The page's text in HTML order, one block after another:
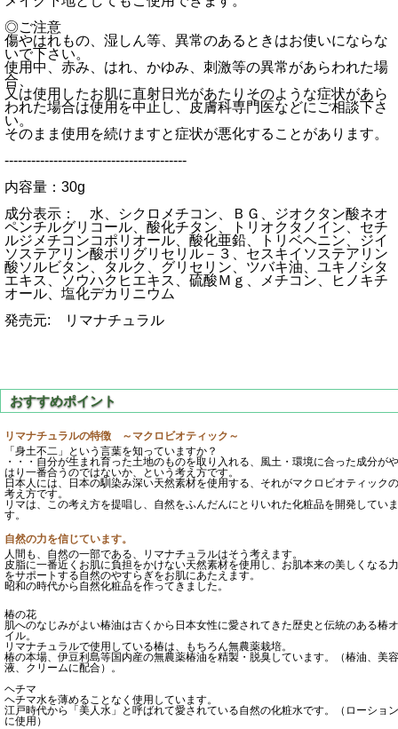
◎ご注意
傷やはれもの、湿しん等、異常のあるときはお使いにならな
いで下さい。
使用中、赤み、はれ、かゆみ、刺激等の異常があらわれた場
合、
又は使用したお肌に直射日光があたりそのような症状があら
われた場合は使用を中止し、皮膚科専門医などにご相談下さ
い。
そのまま使用を続けますと症状が悪化することがあります。
-----------------------------------------
内容量：30g
成分表示： 水、シクロメチコン、ＢＧ、ジオクタン酸ネオ
ペンチルグリコール、酸化チタン、トリオクタノイン、セチ
ルジメチコンコポリオール、酸化亜鉛、トリベヘニン、ジイ
ソステアリン酸ポリグリセリル－３、セスキイソステアリン
酸ソルビタン、タルク、グリセリン、ツバキ油、ユキノシタ
エキス、ソウハクヒエキス、硫酸Ｍｇ、メチコン、ヒノキチ
オール、塩化デカリニウム
発売元: リマナチュラル
リマナチュラルの特徴 ～マクロビオティック～
「身土不二」という言葉を知っていますか？
・・・自分が生まれ育った土地のものを取り入れる、風土・環境に合った成分がや
はり一番合うのではないか、という考え方です。
日本人には、日本の馴染み深い天然素材を使用する、それがマクロビオティックの
考え方です。
リマは、この考え方を提唱し、自然をふんだんにとりいれた化粧品を開発していま
す。
自然の力を信じています。
人間も、自然の一部である、リマナチュラルはそう考えます。
皮脂に一番近くお肌に負担をかけない天然素材を使用し、お肌本来の美しくなる力
をサポートする自然のやすらぎをお肌にあたえます。
昭和の時代から自然化粧品を作ってきました。
椿の花
肌へのなじみがよい椿油は古くから日本女性に愛されてきた歴史と伝統のある椿オ
イル。
リマナチュラルで使用している椿は、もちろん無農薬栽培。
椿の本場、伊豆利島等国内産の無農薬椿油を精製・脱臭しています。（椿油、美容
液、クリームに配合）。
ヘチマ
ヘチマ水を薄めることなく使用しています。
江戸時代から「美人水」と呼ばれて愛されている自然の化粧水です。（ローション
に使用）